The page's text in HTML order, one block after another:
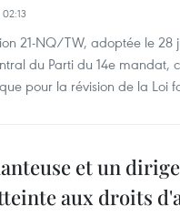
21-NQ/TW, adoptée le
du Parti du 14e mandat,
pour la révision de la Loi
et un
aux droits